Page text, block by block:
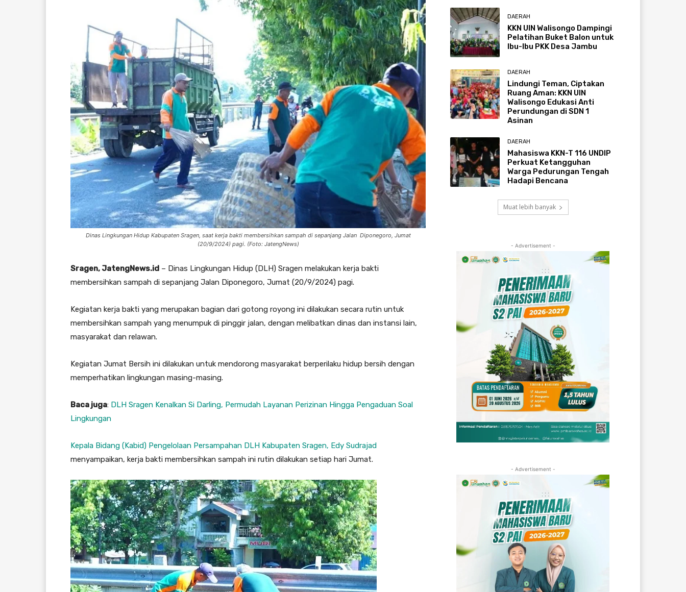
Dinas Lingkungan Hidup Kabupaten Sragen, saat kerja bakti membersihkan sampah di sepanjang Jalan Diponegoro, Jumat
(20/9/2024) pagi. (Foto: JatengNews)
Sragen, JatengNews.id – Dinas Lingkungan Hidup (DLH) Sragen melakukan kerja bakti
membersihkan sampah di sepanjang Jalan Diponegoro, Jumat (20/9/2024) pagi.
Kegiatan kerja bakti yang merupakan bagian dari gotong royong ini dilakukan secara rutin untuk
membersihkan sampah yang menumpuk di pinggir jalan, dengan melibatkan dinas dan instansi lain,
masyarakat dan relawan.
Kegiatan Jumat Bersih ini dilakukan untuk mendorong masyarakat berperilaku hidup bersih dengan
memperhatikan lingkungan masing-masing.
Baca juga: DLH Sragen Kenalkan Si Darling, Permudah Layanan Perizinan Hingga Pengaduan Soal
Lingkungan
Kepala Bidang (Kabid) Pengelolaan Persampahan DLH Kabupaten Sragen, Edy Sudrajad
menyampaikan, kerja bakti membersihkan sampah ini rutin dilakukan setiap hari Jumat.
DAERAH
KKN UIN Walisongo Dampingi
Pelatihan Buket Balon untuk
Ibu-Ibu PKK Desa Jambu
DAERAH
Lindungi Teman, Ciptakan
Ruang Aman: KKN UIN
Walisongo Edukasi Anti
Perundungan di SDN 1
Asinan
DAERAH
Mahasiswa KKN-T 116 UNDIP
Perkuat Ketangguhan
Warga Pedurungan Tengah
Hadapi Bencana
Muat lebih banyak
- Advertisement -
- Advertisement -